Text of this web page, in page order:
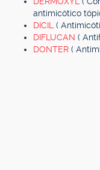
antimicótico
DICIL (
DIFLUCAN (
DONTER (